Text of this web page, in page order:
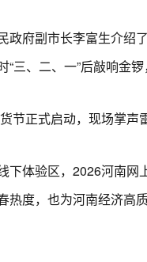
府副市长李富生介绍了
“三、二、一”后敲响金
正式启动，现场掌声雷
体验区，2026河南网
热度，也为河南经济高